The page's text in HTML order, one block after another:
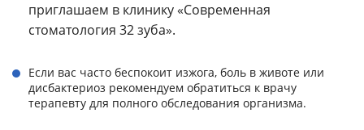
приглашаем в клинику «Современная
стоматология 32 зуба».
Если вас часто беспокоит изжога, боль в животе или
дисбактериоз рекомендуем обратиться к врачу
терапевту для полного обследования организма.